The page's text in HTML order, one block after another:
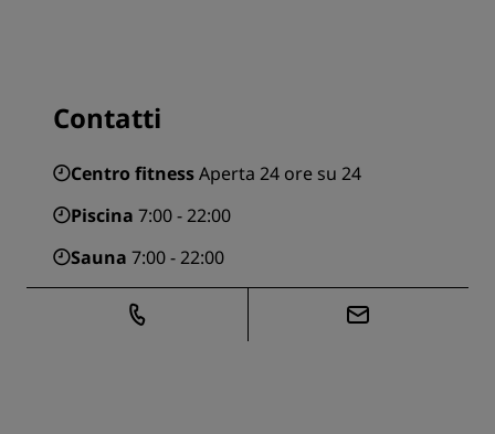
Contatti
Centro fitnessAperta 24 ore su 24
Piscina 7:00 - 22:00
Sauna 7:00 - 22:00